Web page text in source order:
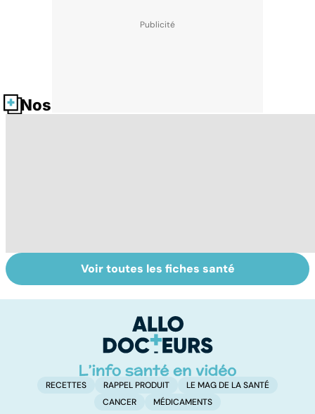
Nos fiches santé
Gynéco : un suivi
pour la vie
Le magnésium,
un oligo-élément
Voir toutes les fiches santé
RECETTES RAPPEL PRODUIT
LE MAG DE LA SANTÉ
CANCER
MÉDICAMENTS